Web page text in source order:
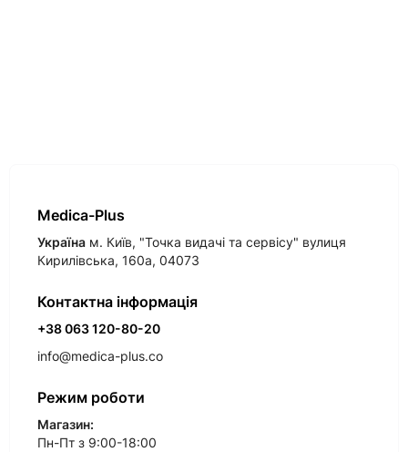
Medica-Plus
Україна м. Київ, "Точка видачі та сервісу" вулиця
Кирилівська, 160а, 04073
Контактна інформація
+38 063 120-80-20
info@medica-plus.co
Режим роботи
Магазин:
Пн-Пт з 9:00-18:00